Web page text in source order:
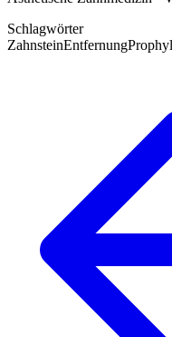
Schlagwörter
ZahnsteinEntfernung